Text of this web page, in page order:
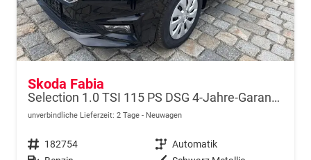
Skoda Fabia
Selection 1.0 TSI 115 PS DSG 4-Jahre-Garantie-AppleCarPlay-AndroidAuto-LED-2x PDC-Rückfahrkamera-Sitzheizung-DAB-Klima-Tempomat-Sofort
unverbindliche Lieferzeit: 2 Tage Neuwagen
Fahrzeugnr. 182754 Getriebe Automatik